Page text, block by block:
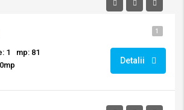
1
1
mp: 81
Detalii